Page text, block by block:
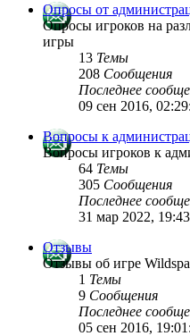
Опросы от
Опросы игроков на
игры
13 Темы
208 Сообщения
Последнее
09 сен 2016,
Вопросы к
Вопросы игроков к
64 Темы
305 Сообщения
Последнее
31 мар 2022,
Отзывы
Отзывы об игре
1 Темы
9 Сообщения
Последнее
05 сен 2016,